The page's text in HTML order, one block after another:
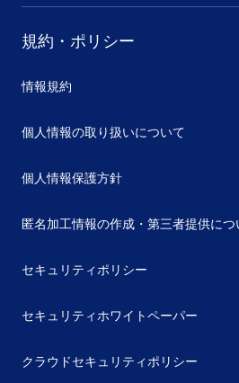
規約・ポリシー
情報規約
個人情報の取り扱いについて
個人情報保護方針
匿名加工情報の作成・第三者提供につ
セキュリティポリシー
セキュリティホワイトペーパー
クラウドセキュリティポリシー